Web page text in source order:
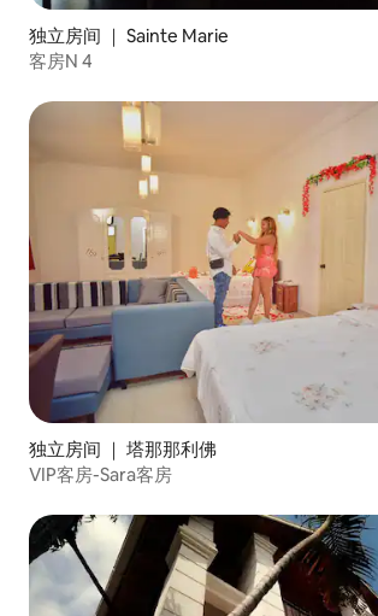
独立房间 ｜ Sainte Marie
客房N 4
独立房间 ｜ 塔那那利佛
VIP客房-Sara客房